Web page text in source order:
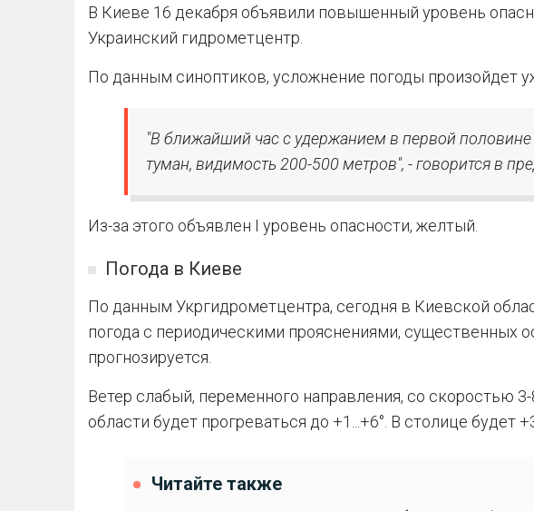
В Киеве 16 декабря объявили повышенный уровень
Украинский гидрометцентр.
По данным синоптиков, усложнение погоды произойдет
"В ближайший час с удержанием в первой половине
туман, видимость 200-500 метров", - говорится в
Из-за этого объявлен I уровень опасности, желтый.
Погода в Киеве
По данным Укргидрометцентра, сегодня в Киевской
погода с периодическими прояснениями, существенных
прогнозируется.
Ветер слабый, переменного направления, со скоростью
области будет прогреваться до +1...+6°. В столице будет
Читайте также